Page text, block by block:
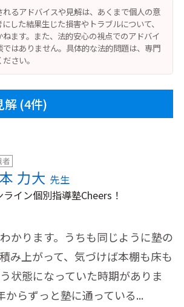
るアドバイスや見解は、あくまで個人の意
した結果生じた損害やトラブルについて、
ます。また、法的安心の視点でのアドバイ
ではありません。具体的な法的問題は、専門
さい。
解 (4件)
者
力大 先生
ライン個別指導塾Cheers！
かります。うちも同じように塾の
み上がって、気づけば本棚も床も
状態になっていた時期がありま
からずっと塾に通っている...